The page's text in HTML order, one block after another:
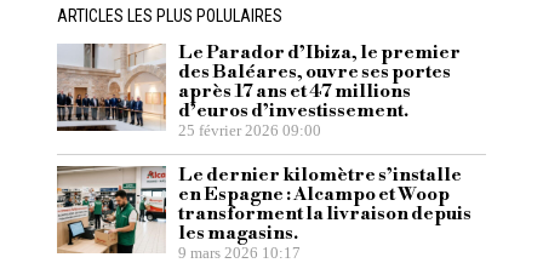
ARTICLES LES PLUS POLULAIRES
Le Parador d’Ibiza, le premier
des Baléares, ouvre ses portes
après 17 ans et 47 millions
d’euros d’investissement.
25 février 2026 09:00
Le dernier kilomètre s’installe
en Espagne : Alcampo et Woop
transforment la livraison depuis
les magasins.
9 mars 2026 10:17